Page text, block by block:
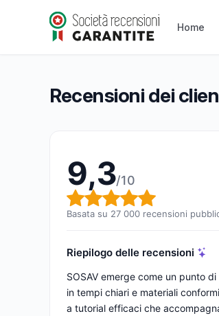
Home
SOSAV
Valutazione globale: 9,3 su 10
9,3/10(27 000 recensioni)
Recensioni dei
9,3/10
Valutazione
Basata su 27 000 recensioni
Riepilogo delle recensioni
SOSAV emerge come un punto
in tempi chiari e materiali
a tutorial efficaci che